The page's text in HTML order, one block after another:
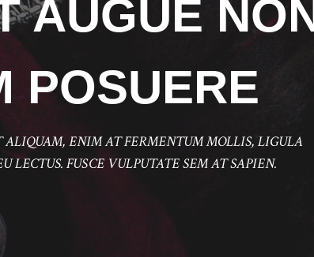
AUGUE NON
POSUERE
ENIM AT FERMENTUM MOLLIS, LIGULA
FUSCE VULPUTATE SEM AT SAPIEN.